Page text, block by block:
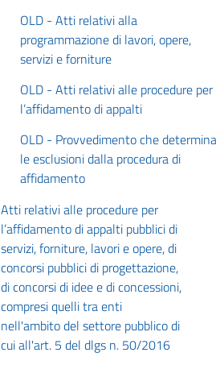
OLD - Atti relativi alla
programmazione di lavori, opere,
servizi e forniture
OLD - Atti relativi alle procedure per
l’affidamento di appalti
OLD - Provvedimento che determina
le esclusioni dalla procedura di
affidamento
Atti relativi alle procedure per
l’affidamento di appalti pubblici di
servizi, forniture, lavori e opere, di
concorsi pubblici di progettazione,
di concorsi di idee e di concessioni,
compresi quelli tra enti
nell'ambito del settore pubblico di
cui all'art. 5 del dlgs n. 50/2016